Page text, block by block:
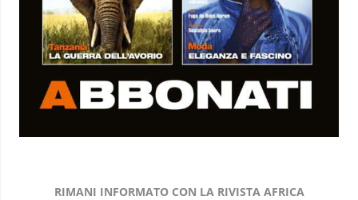
RIMANI INFORMATO CON LA RIVISTA AFRICA